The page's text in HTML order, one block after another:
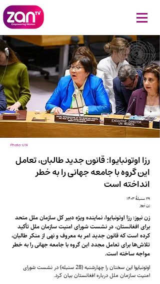
Photo: UN
رزا اوتونبایوا: قانون جدید طالبان، تعامل
این گروه با جامعه جهانی را به خطر
انداخته است
۲۹ سنبلهٔ ۱۴۰۳
زن نیوز
زن نیوز: رزا اوتونبایوا، نماینده ویژه دبیر کل سازمان ملل متحد
برای افغانستان، در نشست شورای امنیت سازمان ملل تأکید
کرده است که قانون جدید امر به معروف و نهی از منکر طالبان،
تلاش‌ها برای تعامل مجدد این گروه با جامعه جهانی را به خطر
مواجه ساخته است.
اوتونبایوا این سخنان را چهارشنبه‌ (28 سنبله) در نشست شورای
امنیت سازمان ملل درباره افغانستان بیان کرد.